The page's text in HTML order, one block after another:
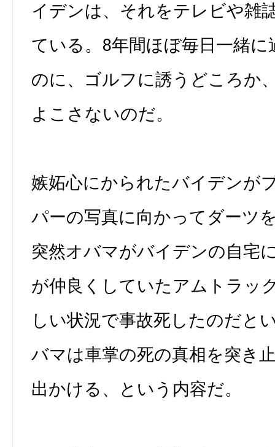
イデンは、それをテレビや雑
ている。8年間ほぼ毎日一緒
のに、ゴルフに誘うどころか
よこさないのだ。
嫉妬心にかられたバイデンが
パーの写真に向かってダーツ
突然オバマがバイデンの自宅
が仲良くしていたアムトラッ
しい状況で事故死したのだと
バマは車掌の死の真相を突き
出かける、という内容だ。